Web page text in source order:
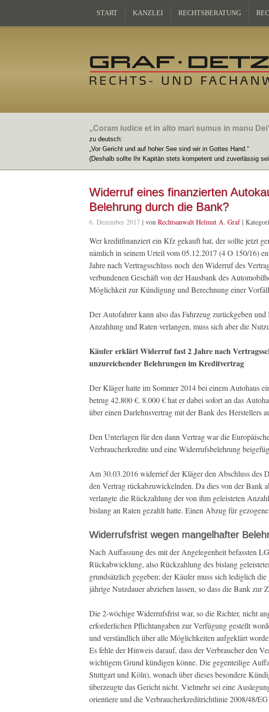
START KANZLEI RECHTSBERATUNG
„Coram iudice et in alto mari sumus in manu
zu deutsch:
„Vor Gericht und auf hoher See sind wir in Gottes Hand.“
(Deshalb sollte Ihr Kapitän stets kompetent und zuverlässig
Widerruf eines finanzierten
Belehrung durch die Bank?
6. Dezember 2017 | von Rechtsanwalt Helmut A. Graf|
Wer kreditfinanziert ein Kfz gekauft hat, der sollte jetzt
nämlich in seinem Urteil vom 05.12.2017 (4 O 150/16)
Jahre nach Vertragsschluss noch den Widerruf des
verbundenen Geschäft von der Hausbank des
Möglichkeit zur Kündigung und Berechnung einer
Der Autofahrer kann also das Fahrzeug zurückgeben
Anzahlung und Raten verlangen, muss sich aber die
Käufer erklärt Widerruf fast 2 Jahre nach
unzureichender Belehrungen im Kreditvertrag
Der Kläger hatte im Sommer 2014 bei einem Autohaus
betrug 42.800 €. 8.000 € hat er dabei sofort an das
über einen Darlehnsvertrag mit der Bank des Herstellers
Den Unterlagen für den dann Vertrag war die
Verbraucherkredite und eine Widerrufsbelehrung
Am 30.03.2016 widerrief der Kläger den Abschluss des
den Vertrag rückabzuwickelnden. Da dies von der Bank
verlangte die Rückzahlung der von ihm geleisteten
bislang an Raten gezahlt hatte. Einen Abzug für
Widerrufsfrist wegen mangelhafter
Nach Auffassung des mit der Angelegenheit befassten
Rückabwicklung, also Rückzahlung des bislang
grundsätzlich gegeben; der Käufer muss sich lediglich
jährige Nutzdauer abziehen lassen, so dass die Bank
Die 2-wöchige Widerrufsfrist war, so die Richter, nicht
erforderlichen Pflichtangaben zur Verfügung gestellt
und verständlich über alle Möglichkeiten aufgeklärt
Es fehle der Hinweis darauf, dass der Verbraucher den
wichtigem Grund kündigen könne. Die gegenteilige
Stuttgart und Köln), wonach über dieses besondere
überzeugte das Gericht nicht. Vielmehr sei eine
orientiere und die Verbraucherkreditrichtlinie 2008/48/